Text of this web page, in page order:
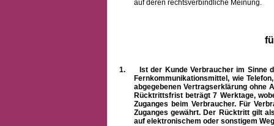
auf deren rechtsverbindliche Meinung.
1.
Ist der Kunde Verbraucher im Sinne
Fernkommunikationsmittel, wie
abgegebenen Vertragserklärung ohne
Rücktrittsfrist beträgt 7 Werktage,
Zuganges beim Verbraucher. Für
Zuganges gewährt. Der Rücktritt gilt
auf elektronischem oder sonstigem